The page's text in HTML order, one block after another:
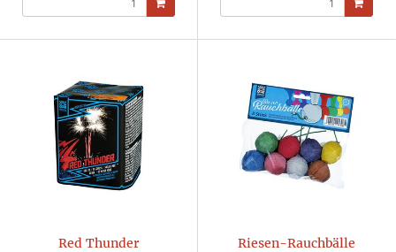
Red Thunder Riesen-Rauchbälle